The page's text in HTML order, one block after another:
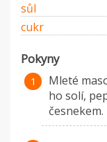
sůl
cukr
Pokyny
Mleté
ho solí,
česnekem.